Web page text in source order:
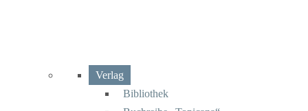
Verlag
Bibliothek